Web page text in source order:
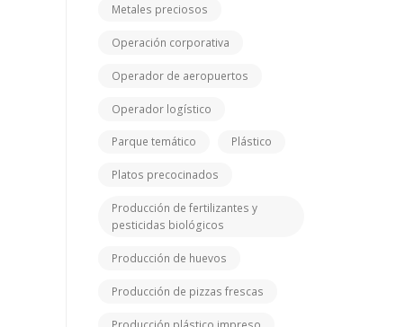
Metales preciosos
Operación corporativa
Operador de aeropuertos
Operador logístico
Parque temático Plástico
Platos precocinados
Producción de fertilizantes y
pesticidas biológicos
Producción de huevos
Producción de pizzas frescas